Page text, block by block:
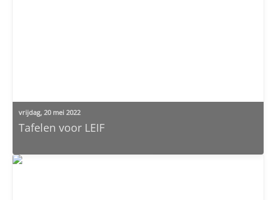
vrijdag, 20 mei 2022
Tafelen voor LEIF